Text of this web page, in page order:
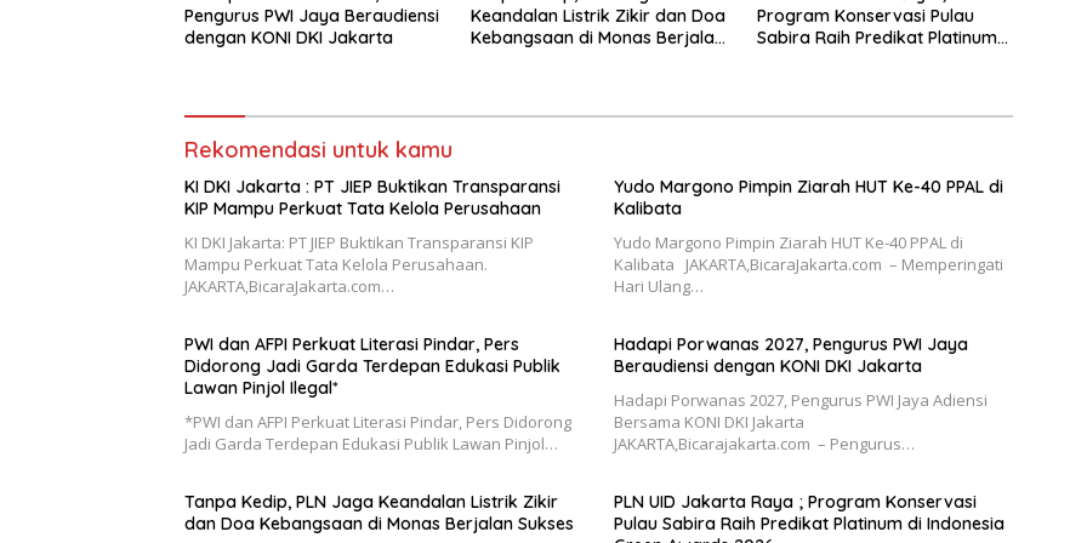
Pengurus PWI Jaya Beraudiensi
dengan KONI DKI Jakarta
Keandalan Listrik Zikir dan Doa
Kebangsaan di Monas Berjalan
Program Konservasi Pulau
Sabira Raih Predikat Platinum
Rekomendasi untuk kamu
KI DKI Jakarta : PT JIEP Buktikan Transparansi
KIP Mampu Perkuat Tata Kelola Perusahaan
KI DKI Jakarta: PT JIEP Buktikan Transparansi KIP
Mampu Perkuat Tata Kelola Perusahaan.
JAKARTA,BicaraJakarta.com…
Yudo Margono Pimpin Ziarah HUT Ke-40 PPAL di
Kalibata
Yudo Margono Pimpin Ziarah HUT Ke-40 PPAL di
Kalibata JAKARTA,BicaraJakarta.com – Memperingati
Hari Ulang…
PWI dan AFPI Perkuat Literasi Pindar, Pers
Didorong Jadi Garda Terdepan Edukasi Publik
Lawan Pinjol Ilegal*
*PWI dan AFPI Perkuat Literasi Pindar, Pers Didorong
Jadi Garda Terdepan Edukasi Publik Lawan Pinjol…
Hadapi Porwanas 2027, Pengurus PWI Jaya
Beraudiensi dengan KONI DKI Jakarta
Hadapi Porwanas 2027, Pengurus PWI Jaya Adiensi
Bersama KONI DKI Jakarta
JAKARTA,Bicarajakarta.com – Pengurus…
Tanpa Kedip, PLN Jaga Keandalan Listrik Zikir
dan Doa Kebangsaan di Monas Berjalan Sukses
PLN UID Jakarta Raya ; Program Konservasi
Pulau Sabira Raih Predikat Platinum di Indonesia